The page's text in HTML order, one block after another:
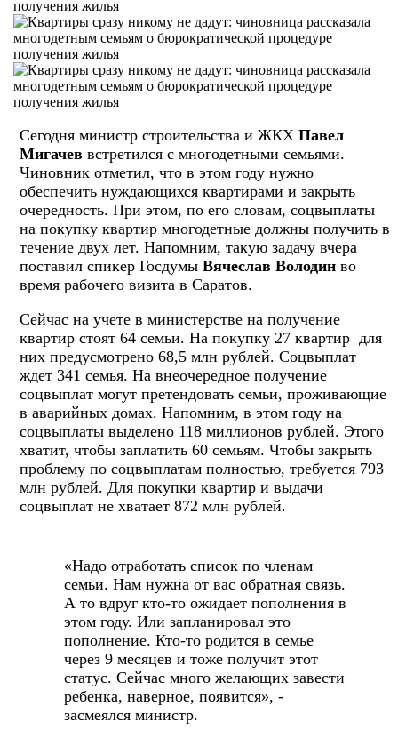
Сегодня министр строительства и ЖКХ Павел
Мигачев встретился с многодетными семьями.
Чиновник отметил, что в этом году нужно
обеспечить нуждающихся квартирами и закрыть
очередность. При этом, по его словам, соцвыплаты
на покупку квартир многодетные должны получить в
течение двух лет. Напомним, такую задачу вчера
поставил спикер Госдумы Вячеслав Володин во
время рабочего визита в Саратов.
Сейчас на учете в министерстве на получение
квартир стоят 64 семьи. На покупку 27 квартир для
них предусмотрено 68,5 млн рублей. Соцвыплат
ждет 341 семья. На внеочередное получение
соцвыплат могут претендовать семьи, проживающие
в аварийных домах. Напомним, в этом году на
соцвыплаты выделено 118 миллионов рублей. Этого
хватит, чтобы заплатить 60 семьям. Чтобы закрыть
проблему по соцвыплатам полностью, требуется 793
млн рублей. Для покупки квартир и выдачи
соцвыплат не хватает 872 млн рублей.
«Надо отработать список по членам
семьи. Нам нужна от вас обратная связь.
А то вдруг кто-то ожидает пополнения в
этом году. Или запланировал это
пополнение. Кто-то родится в семье
через 9 месяцев и тоже получит этот
статус. Сейчас много желающих завести
ребенка, наверное, появится», -
засмеялся министр.